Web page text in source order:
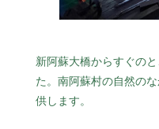
新阿蘇大橋からすぐの
た。南阿蘇村の自然の
供します。